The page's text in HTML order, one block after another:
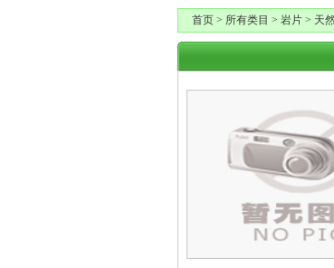
首页 > 所有类目 > 岩片 > 天